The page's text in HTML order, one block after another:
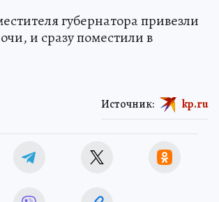
губернатора привезли
и сразу поместили в
Источник: kp.ru